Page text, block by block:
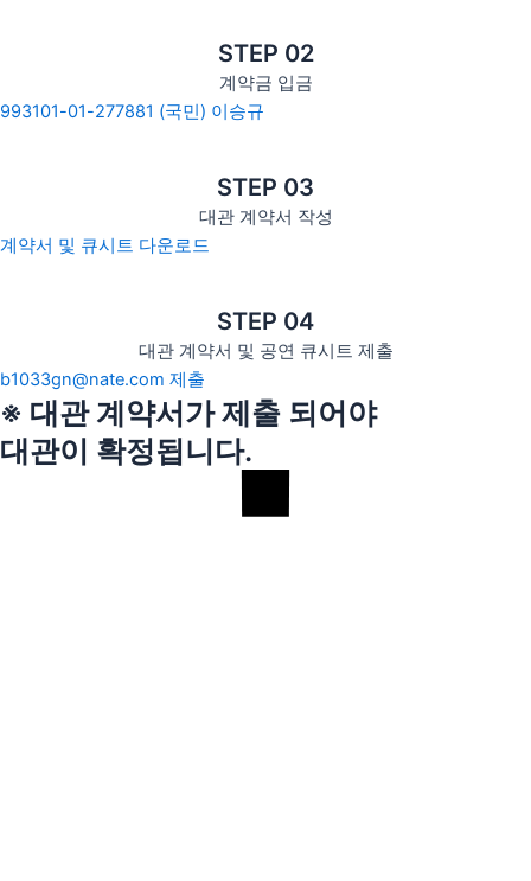
STEP 02
계약금 입금
993101-01-277881 (국민) 이승규
STEP 03
대관 계약서 작성
계약서 및 큐시트 다운로드
STEP 04
대관 계약서 및 공연 큐시트 제출
b1033gn@nate.com 제출
※ 대관 계약서가 제출 되어야
대관이 확정됩니다.